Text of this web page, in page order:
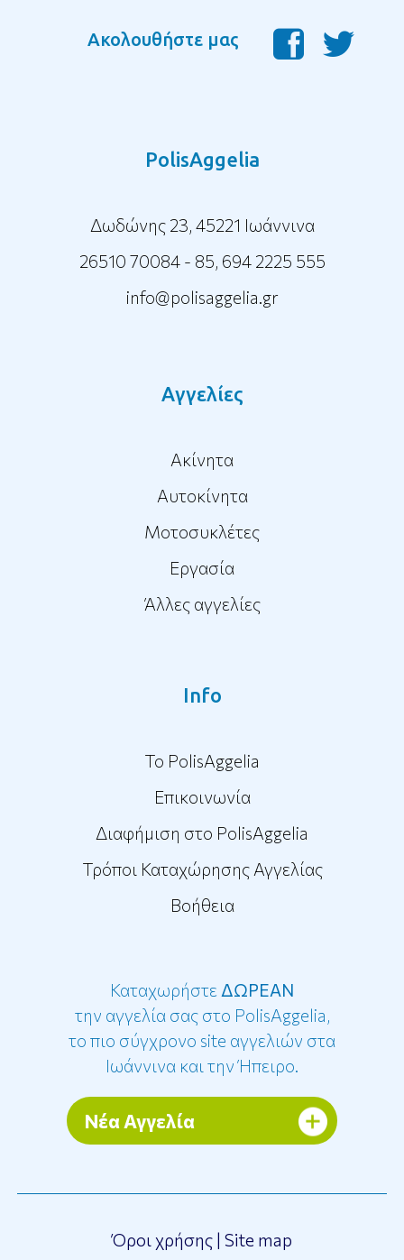
Ακολουθήστε μας
PolisAggelia
Δωδώνης 23, 45221 Ιωάννινα
26510 70084 - 85, 694 2225 555
info@polisaggelia.gr
Αγγελίες
Ακίνητα
Αυτοκίνητα
Μοτοσυκλέτες
Εργασία
Άλλες αγγελίες
Info
To PolisAggelia
Επικοινωνία
Διαφήμιση στο PolisAggelia
Τρόποι Καταχώρησης Αγγελίας
Βοήθεια
Καταχωρήστε ΔΩΡΕΑΝ
την αγγελία σας στο PolisAggelia,
το πιο σύγχρονο site αγγελιών στα
Ιωάννινα και την Ήπειρο.
Νέα Αγγελία
Όροι χρήσης | Site map